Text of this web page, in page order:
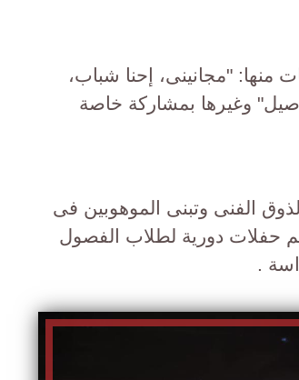
منها: "مجانينى، إحنا شباب،
وغيرها بمشاركة خاصة
الفنى وتبنى الموهوبين فى
حفلات دورية لطلاب الفصول
.